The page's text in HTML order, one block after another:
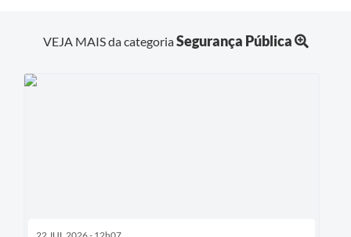
VEJA MAIS da categoriaSegurança Pública